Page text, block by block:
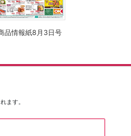
品情報紙8月3日号
ます。